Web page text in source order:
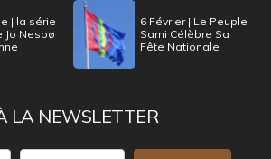
| la série
Jo Nesbø
6 Février | Le Peuple
Sami Célèbre Sa
Fête Nationale
LA NEWSLETTER